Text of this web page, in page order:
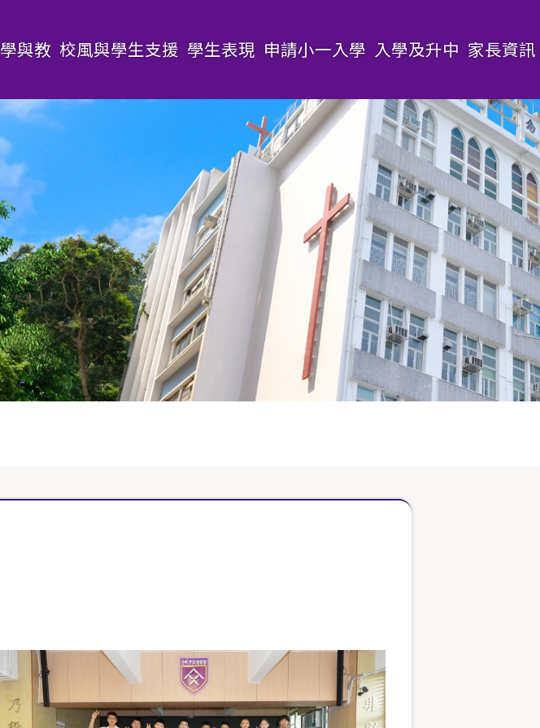
學與教 校風與學生支援 學生表現 申請小一入學 入學及升中 家長資訊